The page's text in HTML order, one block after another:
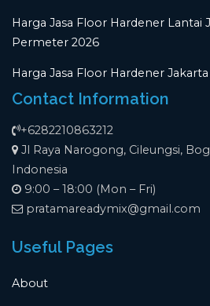
Harga Jasa Floor Hardener Lantai
Permeter 2026
Harga Jasa Floor Hardener
Contact Information
+6282210863212
Jl Raya Narogong, Cileungsi,
Indonesia
9:00 – 18:00 (Mon – Fri)
pratamareadymix@gmail.com
Useful Pages
About